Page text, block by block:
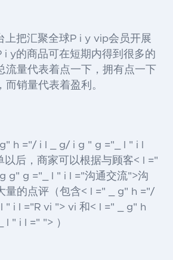
上把汇聚全球P i y vip会员开展
i y的商品可在短期内得到很多的
流量代表着点一下，拥有点一下
而销量代表着盈利。
h ="/ i l _ g/ i g " g ="_ l " i l
以后，商家可以根据与顾客< l ="
g" g ="_ l " i l ="沟通交流">沟
量的点评（包含< l =" _ g" h ="/
" i l ="R vi "> vi 和< l =" _ g" h
l " i l =" "> ）